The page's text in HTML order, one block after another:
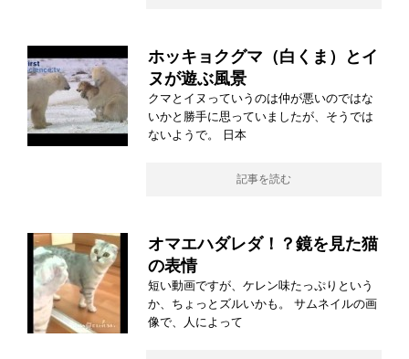
ホッキョクグマ（白くま）とイ
ヌが遊ぶ風景
クマとイヌっていうのは仲が悪いのではな
いかと勝手に思っていましたが、そうでは
ないようで。 日本
記事を読む
オマエハダレダ！？鏡を見た猫
の表情
短い動画ですが、ケレン味たっぷりという
か、ちょっとズルいかも。 サムネイルの画
像で、人によって